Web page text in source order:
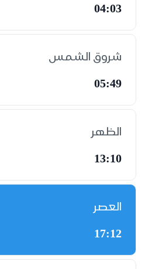
04:03
شروق الشمس
05:49
الظهر
13:10
العصر
17:12